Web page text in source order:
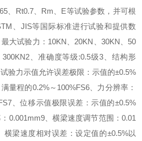
Rt0.7、 Rm E等试验参数，并可根
JIS等国际标准进行试验和提供数
最大试验力： 10KN 20KN 30KN
50
300KN2、准确度等级:0.5级3 、结构形
试验力示值允许误差极限：示值的±0.5%
满量程的0.2%～ 100%FS6、力分辨率：
7 、位移示值极限误差：示值的±0.5%
0.001mm9、横梁速度调节范围：0.01
横梁速度相对误差：设定值的±0.5%以